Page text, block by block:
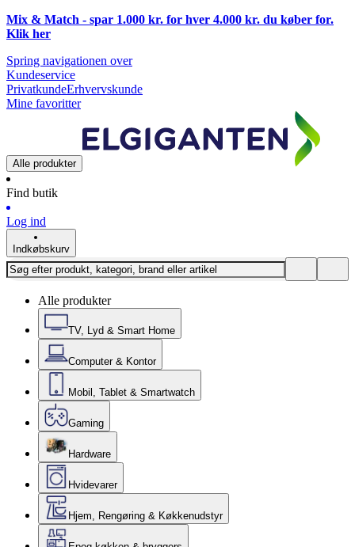
Mix & Match - spar 1.000 kr. for hver 4.000 kr. du køber for.
Klik her
Spring navigationen over
Kundeservice
PrivatkundeErhvervskunde
Mine favoritter
Alle produkter
Find butik
Log ind
Indkøbskurv
Alle produkter
TV, Lyd & Smart Home
Computer & Kontor
Mobil, Tablet & Smartwatch
Gaming
Hardware
Hvidevarer
Hjem, Rengøring & Køkkenudstyr